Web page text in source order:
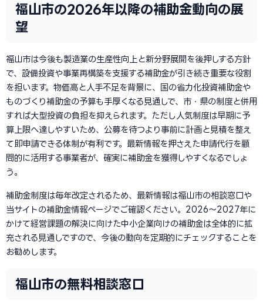
福山市の2026年以降の補助金動向の展
望
福山市は今後も製造業の生産性向上と新分野展開を後押しする方針
で、設備投資や事業再構築を支援する補助金が引き続き重要な役割
を担います。物価高と人手不足を背景に、国の省力化投資補助金や
ものづくり補助金の予算も手厚くなる見通しで、市・県の制度と併用
すれば大型投資の負担を抑えられます。ただし人気制度は早期に予
算上限へ達しやすいため、公募を待つより事前に計画と見積を整え
て即申請できる体制が有利です。最新情報を押さえた申請代行を顧
問的に活用する事業者が、確実に補助金を獲得しやすくなるでしょ
う。
補助金制度は毎年改定されるため、最新情報は福山市の相談窓口や
当サイトの補助金情報ページでご確認ください。2026〜2027年に
かけて経営課題の解決に向けた中小企業向けの補助金は全体的に拡
充される見通しですので、今後の動向を定期的にチェックすることを
お勧めします。
福山市の無料相談窓口